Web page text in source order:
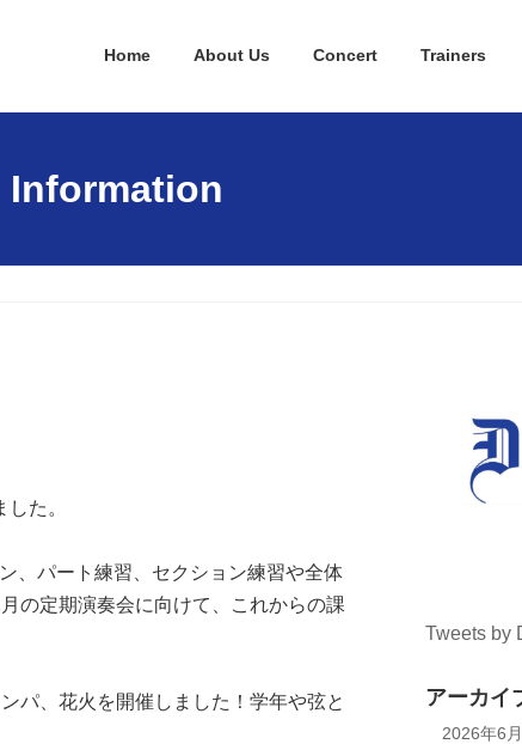
Home About Us Concert Trainers
Information
た。
、パート練習、セクション練習や全体
の定期演奏会に向けて、これからの課
パ、花火を開催しました！学年や弦と
Tweets by
アーカイ
2026年6月